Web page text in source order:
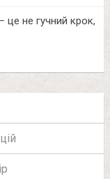
це не гучний крок,